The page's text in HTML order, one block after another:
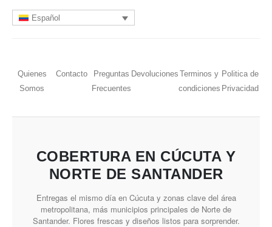
Español
Quienes
Somos
Contacto
Preguntas
Frecuentes
Devoluciones Terminos y
condiciones
Politica de
Privacidad
COBERTURA EN CÚCUTA Y
NORTE DE SANTANDER
Entregas el mismo día en Cúcuta y zonas clave del área
metropolitana, más municipios principales de Norte de
Santander. Flores frescas y diseños listos para sorprender.